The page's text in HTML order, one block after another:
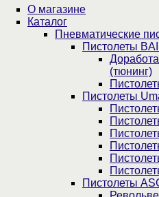
О магазине
Каталог
Пнев­ма­ти­чес­кие
Пистолеты
(тюнинг)
Пистолеты
Пистолеты